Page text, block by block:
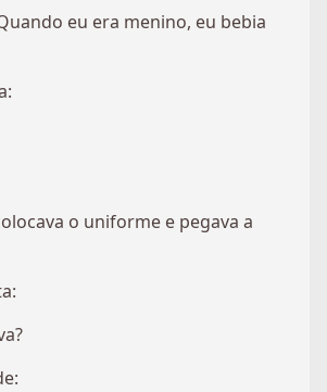
eu era menino, eu bebia
o uniforme e pegava a